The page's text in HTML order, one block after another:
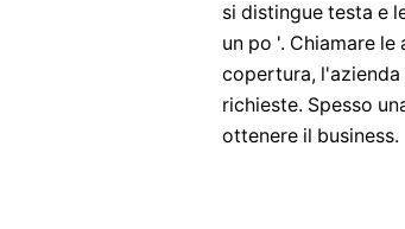
si distingue testa e
un po '. Chiamare
copertura,
richieste. Spesso
ottenere il business.